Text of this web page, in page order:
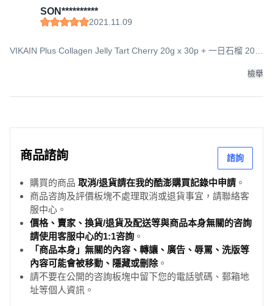
SON**********
2021.11.09
VIKAIN Plus Collagen Jelly Tart Cherry 20g x 30p + 一日石榴 20g
檢舉
商品諮詢 諮詢
購買的商品 取消/退貨請在我的酷澎購買記錄中申請 。
商品咨詢及評價板塊不處理取消或退貨事宜，請聯絡客
服中心。
價格、賣家、換貨/退貨及配送等與商品本身無關的咨詢
請使用客服中心的1:1咨詢 。
「商品本身」無關的內容、轉讓、廣告、辱罵、洗版等
內容可能會被移動、隱藏或刪除。
請不要在公開的咨詢板塊中留下您的電話號碼、郵箱地
址等個人資訊。